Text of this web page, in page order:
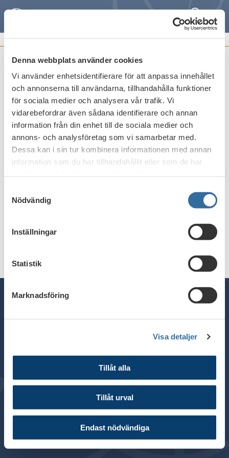
Denna webbplats använder cookies
Vi använder enhetsidentifierare för att anpassa innehållet
och annonserna till användarna, tillhandahålla funktioner
för sociala medier och analysera vår trafik. Vi
vidarebefordrar även sådana identifierare och annan
information från din enhet till de sociala medier och
annons- och analysföretag som vi samarbetar med.
Dessa kan i sin tur kombinera informationen med annan
information som du har tillhandahållit eller som de har
Nödvändig
Inställningar
Statistik
Marknadsföring
Visa detaljer
Tillåt alla
Tillåt urval
Endast nödvändiga
SearchMeny
Draft Guidelines on fraud reporting
requirements under Article 96(6) of
Directive (EU) 2015/2366 (PSD2)
Publicerat den
Print
Address: Box 7603, 103 94 Stockholm
Visiting address: Blasieholmsgatan 4B
© 2024 Finance Sweden
About this website